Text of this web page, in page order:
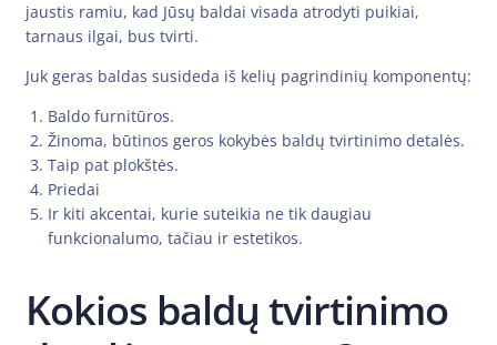
jaustis ramiu, kad Jūsų baldai visada atrodyti puikiai,
tarnaus ilgai, bus tvirti.
Juk geras baldas susideda iš kelių pagrindinių komponentų:
Baldo furnitūros.
Žinoma, būtinos geros kokybės baldų tvirtinimo detalės.
Taip pat plokštės.
Priedai
Ir kiti akcentai, kurie suteikia ne tik daugiau
funkcionalumo, tačiau ir estetikos.
Kokios baldų tvirtinimo